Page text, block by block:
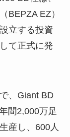
BEPZA EZ）
立する投資
て正式に発
、Giant BD
間2,000万足
産し、600人